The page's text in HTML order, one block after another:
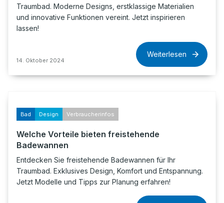
Traumbad. Moderne Designs, erstklassige Materialien
und innovative Funktionen vereint. Jetzt inspirieren
lassen!
14. Oktober 2024
Weiterlesen
Bad Design Verbraucherinfos
Welche Vorteile bieten freistehende
Badewannen
Entdecken Sie freistehende Badewannen für Ihr
Traumbad. Exklusives Design, Komfort und Entspannung.
Jetzt Modelle und Tipps zur Planung erfahren!